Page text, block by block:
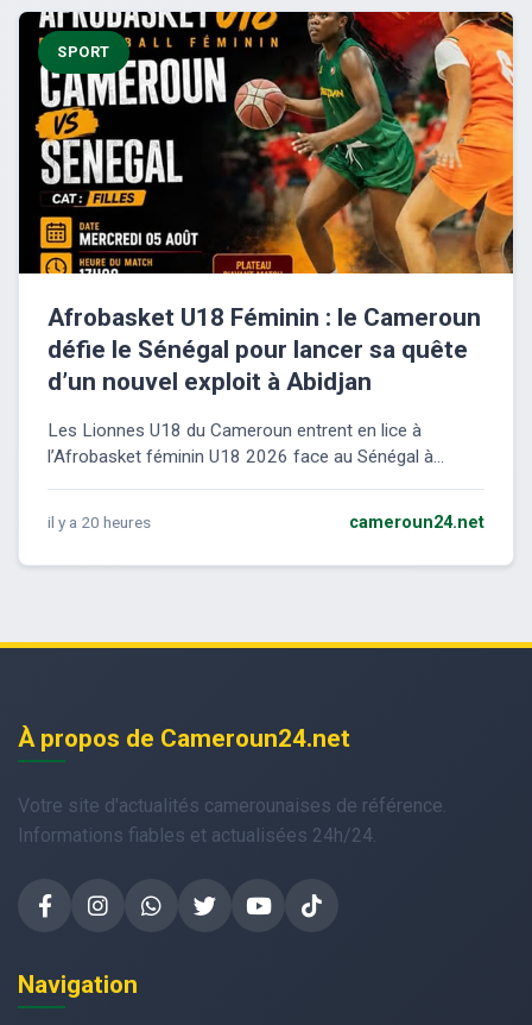
SPORT
Afrobasket U18 Féminin : le Cameroun
défie le Sénégal pour lancer sa quête
d’un nouvel exploit à Abidjan
Les Lionnes U18 du Cameroun entrent en lice à
l’Afrobasket féminin U18 2026 face au Sénégal à...
il y a 20 heures cameroun24.net
À propos de Cameroun24.net
Votre site d'actualités camerounaises de référence.
Informations fiables et actualisées 24h/24.
Navigation